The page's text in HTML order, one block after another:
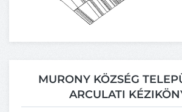
MURONY KÖZSÉG
ARCULATI